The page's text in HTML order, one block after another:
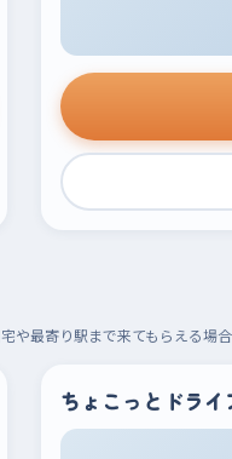
最寄り駅まで来てもらえる場合
ちょこっとドライ